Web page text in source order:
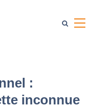
:
inconnue